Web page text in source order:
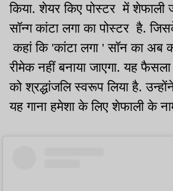
किया. शेयर किए पोस्टर में शेफाली
सॉन्ग कांटा लगा का पोस्टर है.
कहां कि 'कांटा लगा ' सॉन का अब
रीमेक नहीं बनाया जाएगा. यह
को श्रद्धांजलि स्वरूप लिया है.
यह गाना हमेशा के लिए शेफाली के